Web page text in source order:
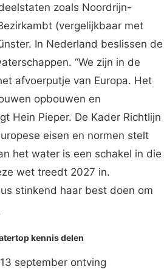
zoals Noordrijn-
(vergelijkbaar met
In Nederland beslissen de
“We zijn in de
afvoerputje van Europa. Het
opbouwen en
Hein Pieper. De Kader Richtlijn
eisen en normen stelt
het water is een schakel in die
wet treedt 2027 in.
stinkend haar best doen om
kennis delen
september ontving